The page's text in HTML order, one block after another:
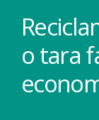
o tara